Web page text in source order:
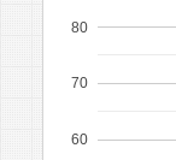
60
70
80